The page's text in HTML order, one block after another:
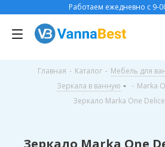
Работаем ежедневно с 9-
Главная - Каталог - Мебель для
Зеркала в ванную
- Marka
Зеркало Marka One
Зеркало Marka One